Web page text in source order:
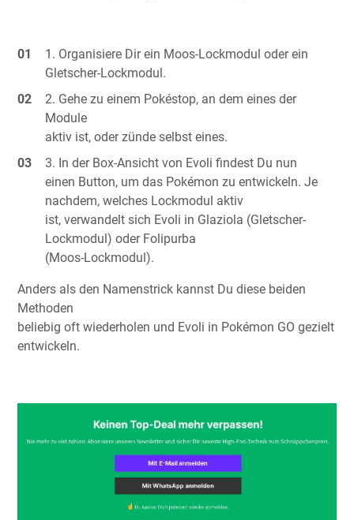
Organisiere Dir ein Moos-Lockmodul oder ein
Gletscher-Lockmodul.
Gehe zu einem Pokéstop, an dem eines der
Module
aktiv ist, oder zünde selbst eines.
In der Box-Ansicht von Evoli findest Du nun
einen Button, um das Pokémon zu entwickeln. Je
nachdem, welches Lockmodul aktiv
ist, verwandelt sich Evoli in Glaziola (Gletscher-
Lockmodul) oder Folipurba
(Moos-Lockmodul).
Anders als den Namenstrick kannst Du diese beiden
Methoden
beliebig oft wiederholen und Evoli in Pokémon GO gezielt
entwickeln.